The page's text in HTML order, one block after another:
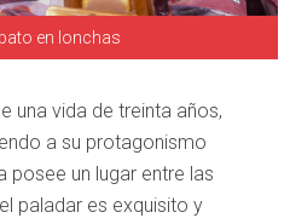
en lonchas
una vida de treinta años,
a su protagonismo
un lugar entre las
paladar es exquisito y